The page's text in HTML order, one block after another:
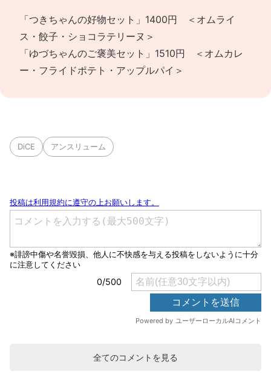
「つきちゃんの好物セット」1400円 ＜オムライ
ス・餃子・ショコラテリーヌ＞
「ゆづちゃんのご褒美セット」1510円 ＜オムカレ
ー・フライドポテト・アップルパイ＞
DiCE アンスリューム
全てのコメントを見る